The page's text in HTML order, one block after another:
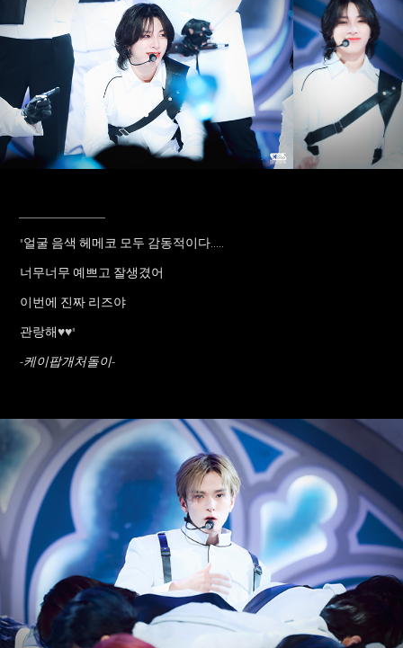
"얼굴 음색 헤메코 모두 감동적이다.....
너무너무 예쁘고 잘생겼어
이번에 진짜 리즈야
관랑해♥♥"
-케이팝개처돌이-